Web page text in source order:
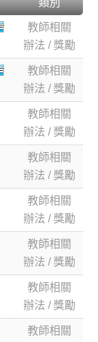
類別
教師相關
辦法 / 獎勵
教師相關
辦法 / 獎勵
教師相關
辦法 / 獎勵
教師相關
辦法 / 獎勵
教師相關
辦法 / 獎勵
教師相關
辦法 / 獎勵
教師相關
辦法 / 獎勵
教師相關